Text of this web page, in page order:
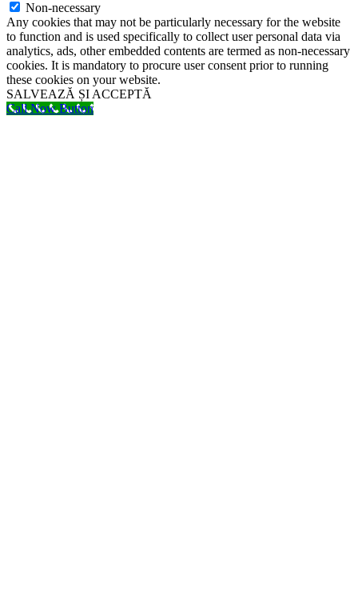
Non-necessary
Any cookies that may not be particularly necessary for the website
to function and is used specifically to collect user personal data via
analytics, ads, other embedded contents are termed as non-necessary
cookies. It is mandatory to procure user consent prior to running
these cookies on your website.
SALVEAZĂ ȘI ACCEPTĂ
Call Now Button